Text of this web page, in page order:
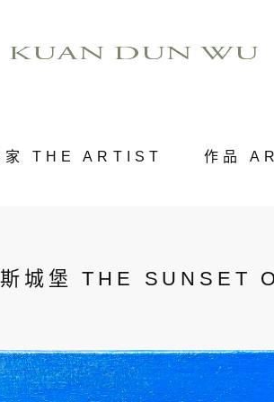
家 THE ARTIST 作品
斯城堡 THE SUNSET